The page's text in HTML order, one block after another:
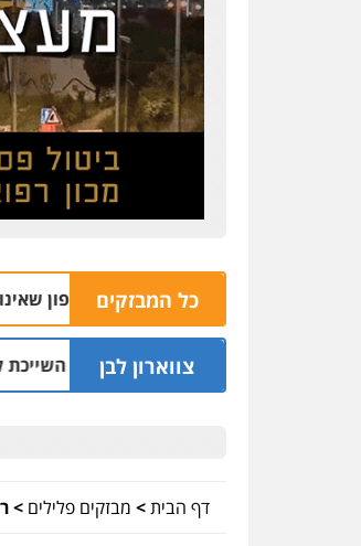
כל המבזקים 04.08 | 16:32
צווארון לבן
שקל על דירה השייכת לקוחותיו 03.08 | 19:52
דף הבית> מבזקים פלילים >